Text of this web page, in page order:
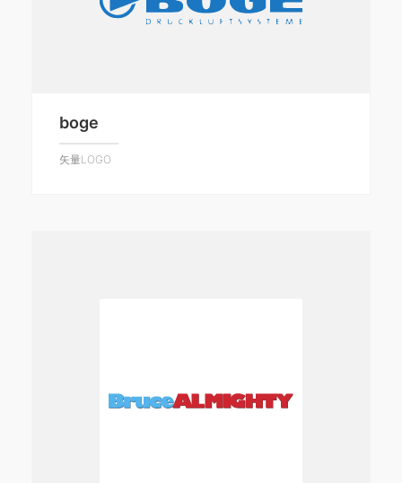
boge
矢量LOGO